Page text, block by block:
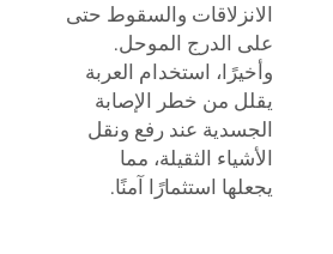
الانزلاقات والسقوط حتى
على الدرج الموحل.
وأخيرًا، استخدام العربة
يقلل من خطر الإصابة
الجسدية عند رفع ونقل
الأشياء الثقيلة، مما
يجعلها استثمارًا آمنًا.